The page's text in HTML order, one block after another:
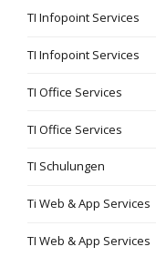
TI Infopoint Services
TI Infopoint Services
TI Office Services
TI Office Services
TI Schulungen
Ti Web & App Services
TI Web & App Services